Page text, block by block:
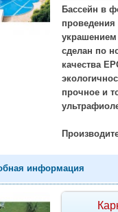
Бассейн в
проведения
украшением
сделан по
качества
прочное и
информация